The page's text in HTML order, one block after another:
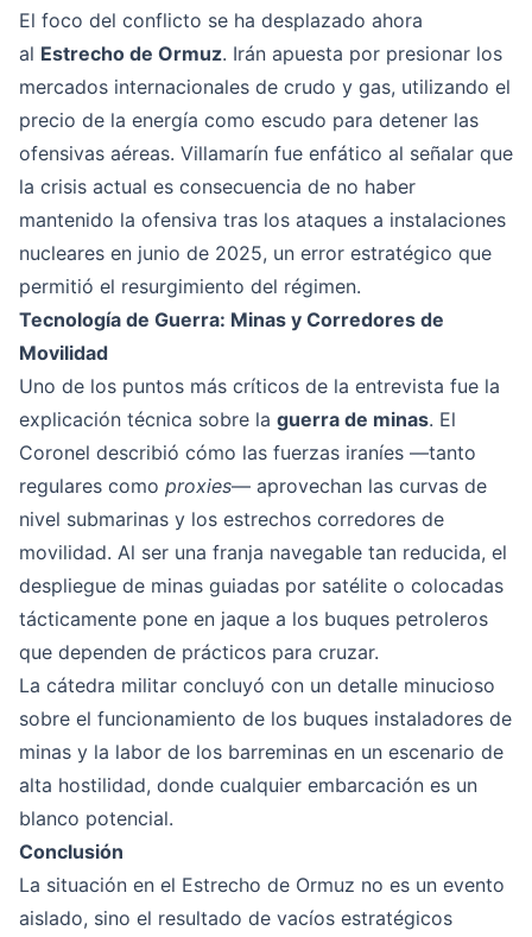
El foco del conflicto se ha desplazado ahora
al Estrecho de Ormuz. Irán apuesta por presionar los
mercados internacionales de crudo y gas, utilizando el
precio de la energía como escudo para detener las
ofensivas aéreas. Villamarín fue enfático al señalar que
la crisis actual es consecuencia de no haber
mantenido la ofensiva tras los ataques a instalaciones
nucleares en junio de 2025, un error estratégico que
permitió el resurgimiento del régimen.
Tecnología de Guerra: Minas y Corredores de
Movilidad
Uno de los puntos más críticos de la entrevista fue la
explicación técnica sobre la guerra de minas. El
Coronel describió cómo las fuerzas iraníes —tanto
regulares como proxies— aprovechan las curvas de
nivel submarinas y los estrechos corredores de
movilidad. Al ser una franja navegable tan reducida, el
despliegue de minas guiadas por satélite o colocadas
tácticamente pone en jaque a los buques petroleros
que dependen de prácticos para cruzar.
La cátedra militar concluyó con un detalle minucioso
sobre el funcionamiento de los buques instaladores de
minas y la labor de los barreminas en un escenario de
alta hostilidad, donde cualquier embarcación es un
blanco potencial.
Conclusión
La situación en el Estrecho de Ormuz no es un evento
aislado, sino el resultado de vacíos estratégicos